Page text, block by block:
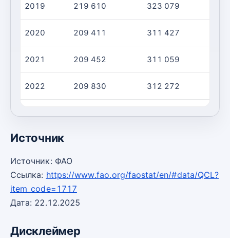
2019 219 610 323 079
2020 209 411 311 427
2021 209 452 311 059
2022 209 830 312 272
Источник
Источник: ФАО
Ссылка: https://www.fao.org/faostat/en/#data/QCL?
item_code=1717
Дата: 22.12.2025
Дисклеймер